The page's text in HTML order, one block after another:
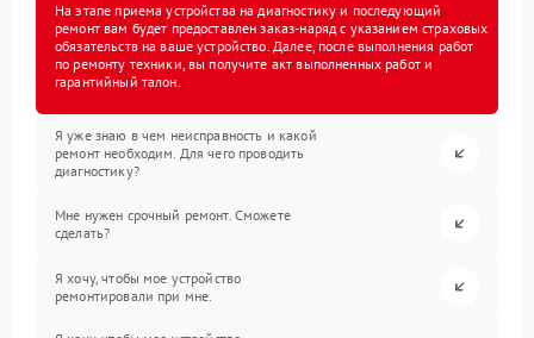
На этапе приема устройства на диагностику и последующий
ремонт вам будет предоставлен заказ-наряд с указанием страховых
обязательств на ваше устройство. Далее, после выполнения работ
по ремонту техники, вы получите акт выполненных работ и
гарантийный талон.
Я уже знаю в чем неисправность и какой
ремонт необходим. Для чего проводить
диагностику?
Мне нужен срочный ремонт. Сможете
сделать?
Я хочу, чтобы мое устройство
ремонтировали при мне.